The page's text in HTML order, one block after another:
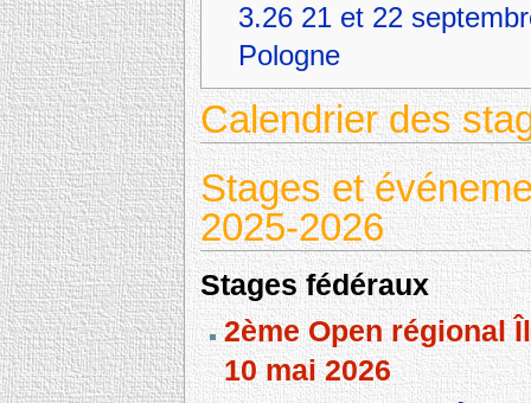
3.26 21 et 22
Pologne
Calendrier des
Stages et
2025-2026
Stages fédéraux
2ème Open régional
10 mai 2026